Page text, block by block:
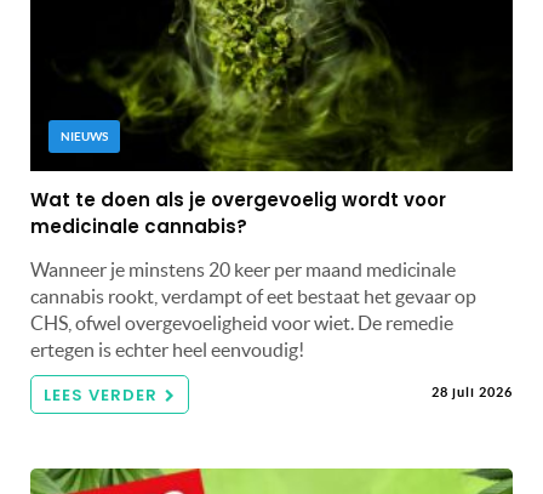
NIEUWS
Wat te doen als je overgevoelig wordt voor
medicinale cannabis?
Wanneer je minstens 20 keer per maand medicinale
cannabis rookt, verdampt of eet bestaat het gevaar op
CHS, ofwel overgevoeligheid voor wiet. De remedie
ertegen is echter heel eenvoudig!
LEES VERDER 28 juli 2026